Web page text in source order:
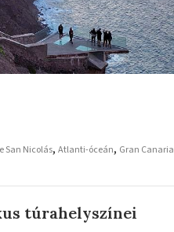
San Nicolás, Atlanti-óceán, Gran Canaria
túrahelyszínei